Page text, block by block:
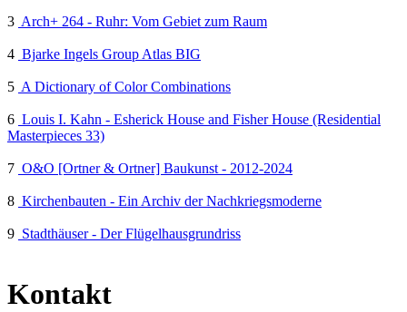
3 Arch+ 264 - Ruhr: Vom Gebiet zum Raum
4 Bjarke Ingels Group Atlas BIG
5 A Dictionary of Color Combinations
6 Louis I. Kahn - Esherick House and Fisher House (Residential
Masterpieces 33)
7 O&O [Ortner & Ortner] Baukunst - 2012-2024
8 Kirchenbauten - Ein Archiv der Nachkriegsmoderne
9 Stadthäuser - Der Flügelhausgrundriss
Kontakt